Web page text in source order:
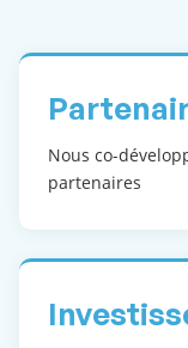
Nous co-
partenaires